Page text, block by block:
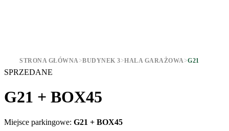
STRONA GŁÓWNA>BUDYNEK 3>HALA GARAŻOWA>G21
SPRZEDANE
G21 + BOX45
Miejsce parkingowe: G21 + BOX45